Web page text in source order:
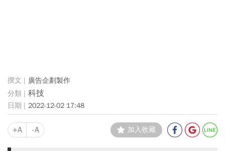
廣告企劃製作
科技
2022-12-02 17:48
+A -A 加入收藏